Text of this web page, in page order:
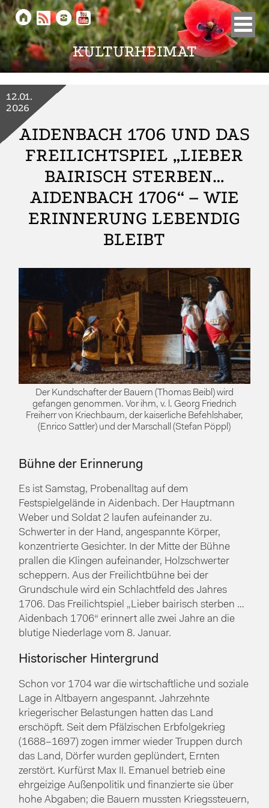
KULTURHEIMAT
    
AIDENBACH 1706 UND DAS
FREILICHTSPIEL „LIEBER
BAIRISCH STERBEN…
AIDENBACH 1706“ – WIE
ERINNERUNG LEBENDIG
BLEIBT
12.01.
2026
Der Kundschafter der Bauern (Thomas Beibl) wird
gefangen genommen. Vor ihm, v. l. Georg Friedrich
Freiherr von Kriechbaum, der kaiserliche Befehlshaber,
(Enrico Sattler) und der Marschall (Stefan Pöppl)
Bühne der Erinnerung
Es ist Samstag, Probenalltag auf dem
Festspielgelände in Aidenbach. Der Hauptmann
Weber und Soldat 2 laufen aufeinander zu.
Schwerter in der Hand, angespannte Körper,
konzentrierte Gesichter. In der Mitte der Bühne
prallen die Klingen aufeinander, Holzschwerter
scheppern. Aus der Freilichtbühne bei der
Grundschule wird ein Schlachtfeld des Jahres
1706. Das Freilichtspiel „Lieber bairisch sterben …
Aidenbach 1706“ erinnert alle zwei Jahre an die
blutige Niederlage vom 8. Januar.
Historischer Hintergrund
Schon vor 1704 war die wirtschaftliche und soziale
Lage in Altbayern angespannt. Jahrzehnte
kriegerischer Belastungen hatten das Land
erschöpft. Seit dem Pfälzischen Erbfolgekrieg
(1688–1697) zogen immer wieder Truppen durch
das Land, Dörfer wurden geplündert, Ernten
zerstört. Kurfürst Max II. Emanuel betrieb eine
ehrgeizige Außenpolitik und finanzierte sie über
hohe Abgaben; die Bauern mussten Kriegssteuern,